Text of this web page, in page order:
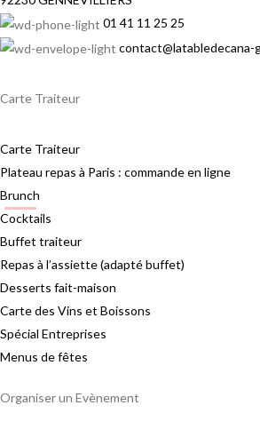
01 41 11 25 25
contact@latabledecana-
Carte Traiteur
Carte Traiteur
Plateau repas à Paris : commande en ligne
Brunch
Cocktails
Buffet traiteur
Repas à l’assiette (adapté buffet)
Desserts fait-maison
Carte des Vins et Boissons
Spécial Entreprises
Menus de fêtes
Organiser un Evènement